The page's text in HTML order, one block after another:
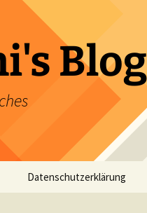
Blog
Datenschutzerklärung